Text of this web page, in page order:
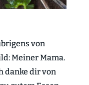
von
Meiner Mama.
danke dir von